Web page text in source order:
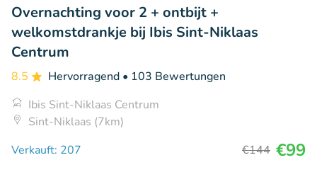
Overnachting voor 2 + ontbijt +
welkomstdrankje bij Ibis Sint-Niklaas
Centrum
8.5 Hervorragend • 103 Bewertungen
Ibis Sint-Niklaas Centrum
Sint-Niklaas (7km)
Verkauft: 207
€144 €99